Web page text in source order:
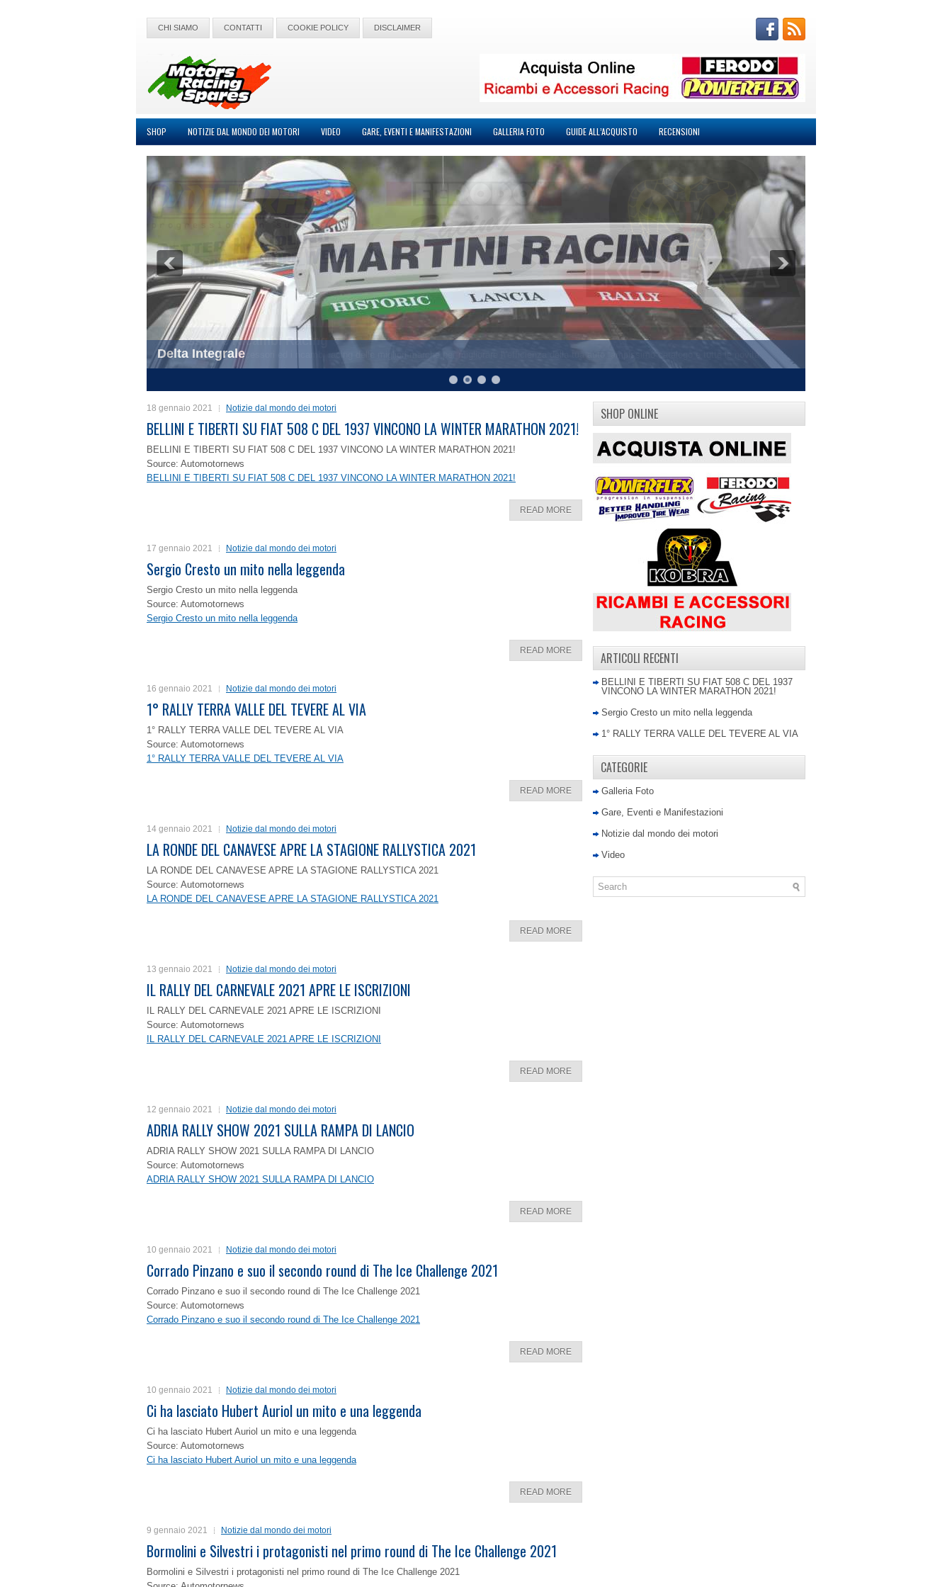
CHI SIAMO CONTATTI COOKIE POLICY DISCLAIMER
SHOP NOTIZIE DAL MONDO DEI MOTORI VIDEO GARE, EVENTI E MANIFESTAZIONI GALLERIA FOTO GUIDE ALL’ACQUISTO RECENSIONI
Delta Integrale
18 gennaio 2021 Notizie dal mondo dei motori
BELLINI E TIBERTI SU FIAT 508 C DEL 1937 VINCONO LA WINTER MARATHON 2021!
BELLINI E TIBERTI SU FIAT 508 C DEL 1937 VINCONO LA WINTER MARATHON 2021!
Source: Automotornews
BELLINI E TIBERTI SU FIAT 508 C DEL 1937 VINCONO LA WINTER MARATHON 2021!
READ MORE
17 gennaio 2021 Notizie dal mondo dei motori
Sergio Cresto un mito nella leggenda
Sergio Cresto un mito nella leggenda
Source: Automotornews
Sergio Cresto un mito nella leggenda
READ MORE
16 gennaio 2021 Notizie dal mondo dei motori
1° RALLY TERRA VALLE DEL TEVERE AL VIA
1° RALLY TERRA VALLE DEL TEVERE AL VIA
Source: Automotornews
1° RALLY TERRA VALLE DEL TEVERE AL VIA
READ MORE
14 gennaio 2021 Notizie dal mondo dei motori
LA RONDE DEL CANAVESE APRE LA STAGIONE RALLYSTICA 2021
LA RONDE DEL CANAVESE APRE LA STAGIONE RALLYSTICA 2021
Source: Automotornews
LA RONDE DEL CANAVESE APRE LA STAGIONE RALLYSTICA 2021
READ MORE
13 gennaio 2021 Notizie dal mondo dei motori
IL RALLY DEL CARNEVALE 2021 APRE LE ISCRIZIONI
IL RALLY DEL CARNEVALE 2021 APRE LE ISCRIZIONI
Source: Automotornews
IL RALLY DEL CARNEVALE 2021 APRE LE ISCRIZIONI
READ MORE
12 gennaio 2021 Notizie dal mondo dei motori
ADRIA RALLY SHOW 2021 SULLA RAMPA DI LANCIO
ADRIA RALLY SHOW 2021 SULLA RAMPA DI LANCIO
Source: Automotornews
ADRIA RALLY SHOW 2021 SULLA RAMPA DI LANCIO
READ MORE
10 gennaio 2021 Notizie dal mondo dei motori
Corrado Pinzano e suo il secondo round di The Ice Challenge 2021
Corrado Pinzano e suo il secondo round di The Ice Challenge 2021
Source: Automotornews
Corrado Pinzano e suo il secondo round di The Ice Challenge 2021
READ MORE
10 gennaio 2021 Notizie dal mondo dei motori
Ci ha lasciato Hubert Auriol un mito e una leggenda
Ci ha lasciato Hubert Auriol un mito e una leggenda
Source: Automotornews
Ci ha lasciato Hubert Auriol un mito e una leggenda
READ MORE
9 gennaio 2021 Notizie dal mondo dei motori
Bormolini e Silvestri i protagonisti nel primo round di The Ice Challenge 2021
Bormolini e Silvestri i protagonisti nel primo round di The Ice Challenge 2021
SHOP ONLINE
ARTICOLI RECENTI
BELLINI E TIBERTI SU FIAT 508 C DEL 1937
VINCONO LA WINTER MARATHON 2021!
Sergio Cresto un mito nella leggenda
1° RALLY TERRA VALLE DEL TEVERE AL VIA
CATEGORIE
Galleria Foto
Gare, Eventi e Manifestazioni
Notizie dal mondo dei motori
Video